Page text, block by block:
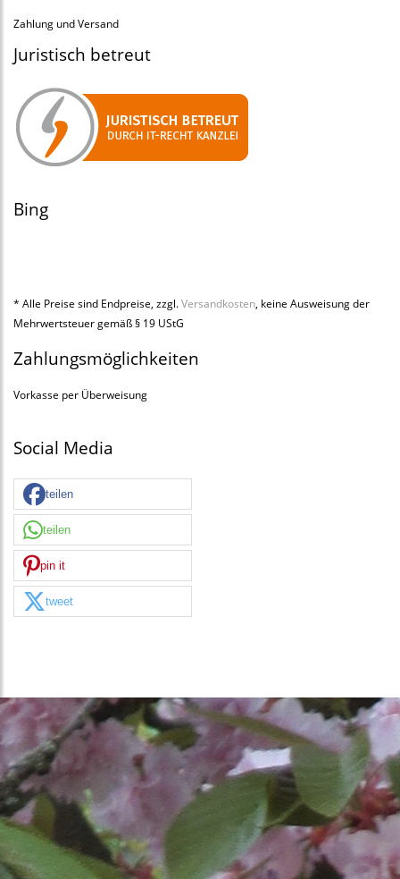
Zahlung und Versand
Juristisch betreut
Bing
* Alle Preise sind Endpreise, zzgl.Versandkosten, keine Ausweisung der
Mehrwertsteuer gemäß § 19 UStG
Zahlungsmöglichkeiten
Vorkasse per Überweisung
Social Media
teilen
teilen
pin it
tweet